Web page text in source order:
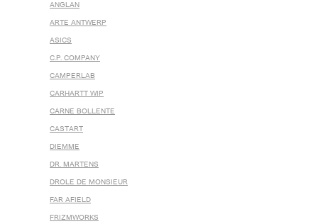
ANGLAN
ARTE ANTWERP
ASICS
C.P. COMPANY
CAMPERLAB
CARHARTT WIP
CARNE BOLLENTE
CASTART
DIEMME
DR. MARTENS
DROLE DE MONSIEUR
FAR AFIELD
FRIZMWORKS